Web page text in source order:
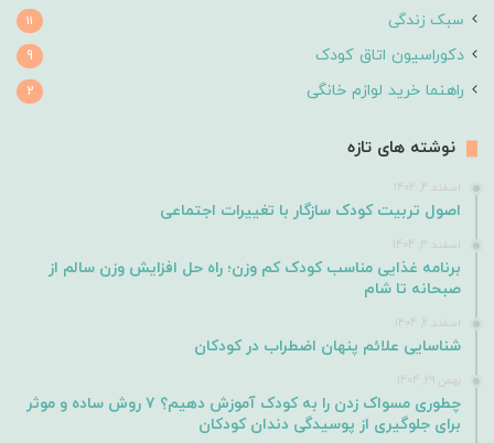
سبک زندگی 11
دکوراسیون اتاق کودک 9
راهنما خرید لوازم خانگی 2
نوشته های تازه
اسفند 4, 1404
اصول تربیت کودک سازگار با تغییرات اجتماعی
اسفند 3, 1404
برنامه غذایی مناسب کودک کم وزن؛ راه حل افزایش وزن سالم از
صبحانه تا شام
اسفند 2, 1404
شناسایی علائم پنهان اضطراب در کودکان
بهمن 29, 1404
چطوری مسواک زدن را به کودک آموزش دهیم؟ ۷ روش ساده و موثر
برای جلوگیری از پوسیدگی دندان کودکان